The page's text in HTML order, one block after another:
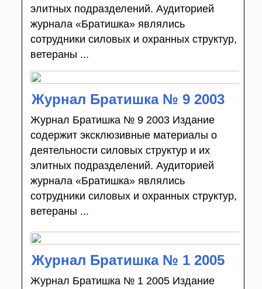
элитных подразделений. Аудиторией
журнала «Братишка» являлись
сотрудники силовых и охранных структур,
ветераны ...
Журнал Братишка № 9 2003
Журнал Братишка № 9 2003 Издание
содержит эксклюзивные материалы о
деятельности силовых структур и их
элитных подразделений. Аудиторией
журнала «Братишка» являлись
сотрудники силовых и охранных структур,
ветераны ...
Журнал Братишка № 1 2005
Журнал Братишка № 1 2005 Издание